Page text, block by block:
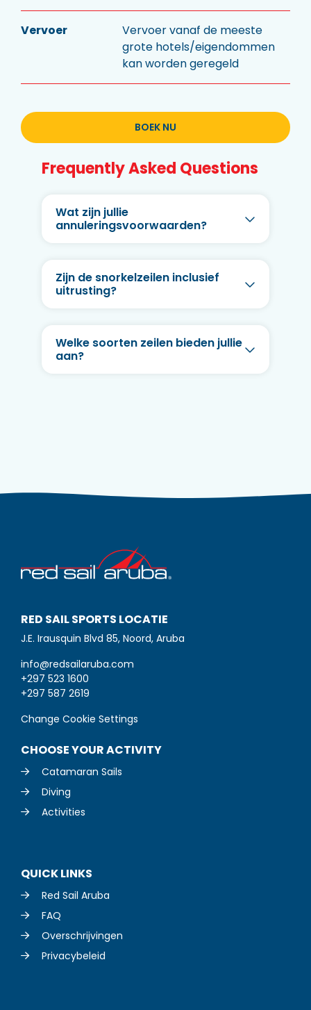
Vervoer
Vervoer vanaf de meeste
grote hotels/eigendommen
kan worden geregeld
BOEK NU
Frequently Asked Questions
Wat zijn jullie
annuleringsvoorwaarden?
Zijn de snorkelzeilen inclusief
uitrusting?
Welke soorten zeilen bieden jullie
aan?
RED SAIL SPORTS LOCATIE
J.E. Irausquin Blvd 85, Noord, Aruba
info@redsailaruba.com
+297 523 1600
+297 587 2619
Change Cookie Settings
CHOOSE YOUR ACTIVITY
Catamaran Sails
Diving
Activities
QUICK LINKS
Red Sail Aruba
FAQ
Overschrijvingen
Privacybeleid